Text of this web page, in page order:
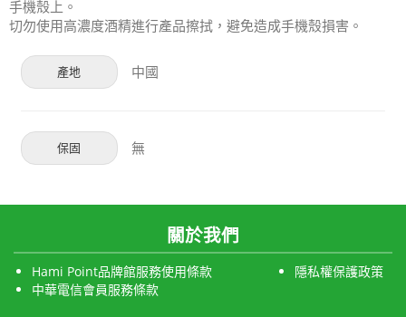
手機殼上。
切勿使用高濃度酒精進行產品擦拭，避免造成手機殼損害。
產地 中國
保固 無
關於我們
Hami Point品牌館服務使用條款
隱私權保護政策
中華電信會員服務條款